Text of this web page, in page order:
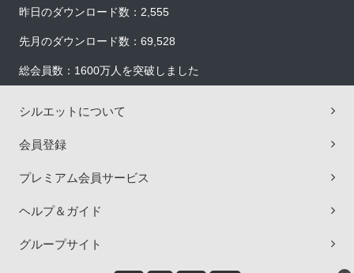
昨日のダウンロード数：2,555
先月のダウンロード数：69,528
総会員数：1600万人を突破しました
シルエットについて
会員登録
プレミアム会員サービス
ヘルプ＆ガイド
グループサイト